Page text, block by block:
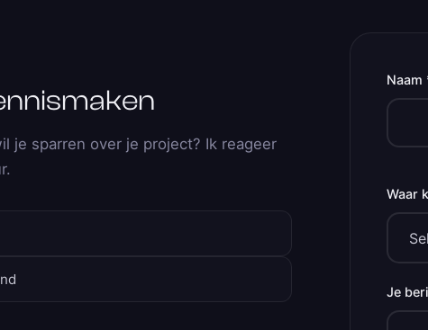
je sparren over je project? Ik reageer
Naam
Waar
Je